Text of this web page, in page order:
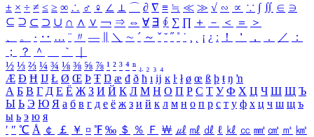
± × ÷ ≠ ≤ ≥ ∞ ∴ ♂ ♀ ∠ ⊥ ⌒ ∂ ∇ ≡ ≒ ≪ ≫ √ ∽ ∝ ∵ ∫ ∬ ∈ ∋
⊆ ⊇ ⊂ ⊃ ∪ ∩ ∧ ∨ ￢ ⇒ ⇔ ∀ ∃ ∮ ∑ ∏ ＋ － ＜ ＝
＞
、
。 · ‥ … ¨ 〃 ― ＼ ∼ ´ ～ ˇ ˘ ˝ ˚ ˙ ¸ ¡ ¿ ː ！ ＇ ， ． ／
：
；
？ ＾ ｀
½ ⅓ ⅔ ¼ ¾ ⅛ ⅜ ⅝ ⅞ ¹ ² ³ ⁴ ⁿ ₁ ₂ ₃ ₄
Æ Ð Ħ Ĳ Ł Ø Œ Þ Ŧ Ŋ æ đ ð ħ ı ĳ ĸ ŀ ł ø œ ß þ ŧ ŋ ŉ
А Б В Г Д Е Ё Ж З И Й К Л М Н О П Р С Т У Ф Х Ц Ч Ш Щ Ъ
Ы Ь Э Ю Я а б в г д е ё ж з и й к л м н о п р с т у ф х ц ч ш щ ъ
ы ь э ю я
′ ″ ℃ Å ￠ ￡ ￥ ¤ ℉ ‰ ＄ ％ Ｆ ￦ ㎕ ㎖ ㎗ ℓ ㎘ ㏄ ㎣ ㎤ ㎥ ㎦